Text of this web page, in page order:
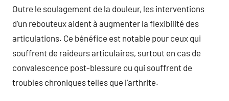
Outre le soulagement de la douleur, les interventions
d’un rebouteux aident à augmenter la flexibilité des
articulations. Ce bénéfice est notable pour ceux qui
souffrent de raideurs articulaires, surtout en cas de
convalescence post-blessure ou qui souffrent de
troubles chroniques telles que l’arthrite.